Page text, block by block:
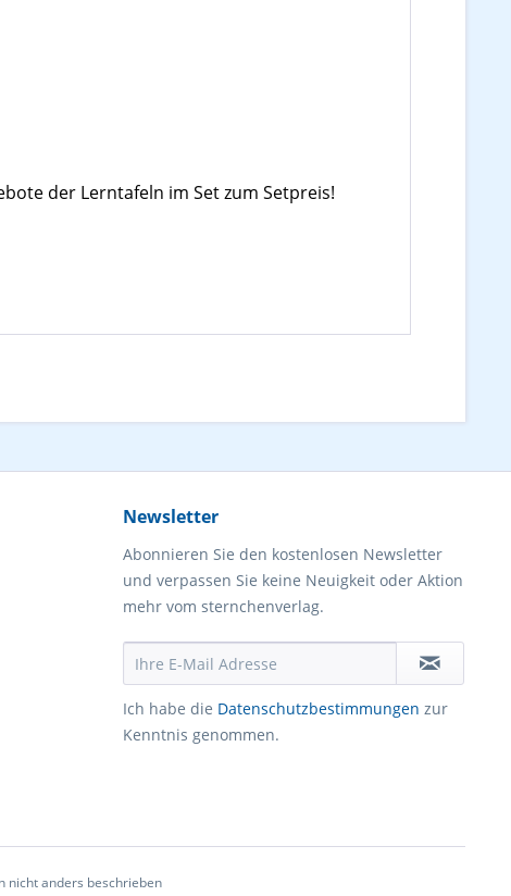
der Lerntafeln im Set zum Setpreis!
Newsletter
Abonnieren Sie den kostenlosen Newsletter
und verpassen Sie keine Neuigkeit oder Aktion
mehr vom sternchenverlag.
Ich habe die Datenschutzbestimmungen zur
Kenntnis genommen.
nicht anders beschrieben